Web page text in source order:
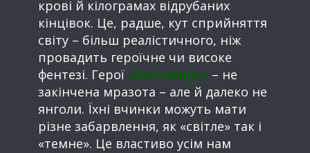
крові й кілограмах відрубаних
кінцівок. Це, радше, кут сприйняття
світу – більш реалістичного, ніж
провадить героїчне чи високе
фентезі. Герої «Вогневиру» – не
закінчена мразота – але й далеко не
янголи. Їхні вчинки можуть мати
різне забарвлення, як «світле» так і
«темне». Це властиво усім нам